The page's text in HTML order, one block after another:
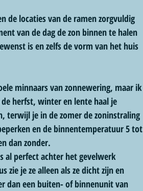
de locaties van de ramen zorgvuldig
van de dag de zon binnen te halen
is en zelfs de vorm van het huis
minnaars van zonnewering, maar ik
herfst, winter en lente haal je
terwijl je in de zomer de zoninstraling
en de binnentemperatuur 5 tot
dan zonder.
al perfect achter het gevelwerk
zie je ze alleen als ze dicht zijn en
dan een buiten- of binnenunit van